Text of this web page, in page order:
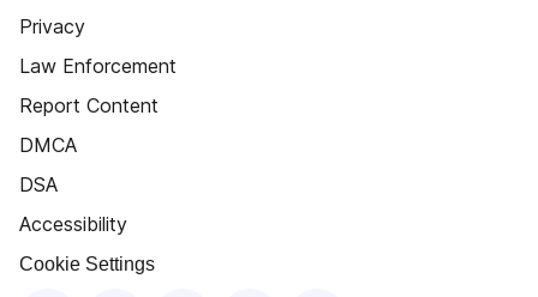
Privacy
Law Enforcement
Report Content
DMCA
DSA
Accessibility
Cookie Settings